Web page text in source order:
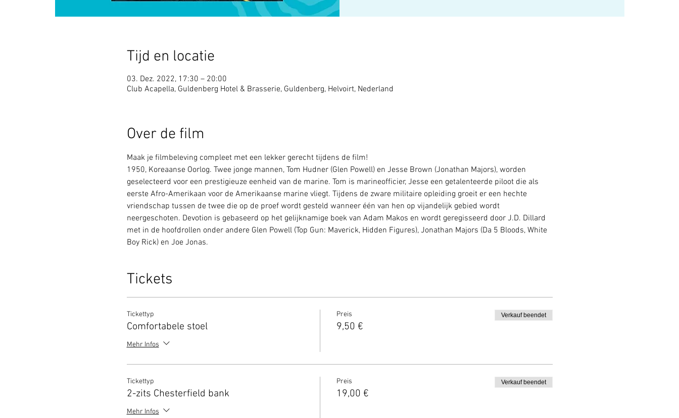
Tijd en locatie
03. Dez. 2022, 17:30 – 20:00
Club Acapella, Guldenberg Hotel & Brasserie, Guldenberg, Helvoirt, Nederland
Over de film
Maak je filmbeleving compleet met een lekker gerecht tijdens de film!
1950, Koreaanse Oorlog. Twee jonge mannen, Tom Hudner (Glen Powell) en Jesse Brown (Jonathan Majors), worden
geselecteerd voor een prestigieuze eenheid van de marine. Tom is marineofficier, Jesse een getalenteerde piloot die als
eerste Afro-Amerikaan voor de Amerikaanse marine vliegt. Tijdens de zware militaire opleiding groeit er een hechte
vriendschap tussen de twee die op de proef wordt gesteld wanneer één van hen op vijandelijk gebied wordt
neergeschoten. Devotion is gebaseerd op het gelijknamige boek van Adam Makos en wordt geregisseerd door J.D. Dillard
met in de hoofdrollen onder andere Glen Powell (Top Gun: Maverick, Hidden Figures), Jonathan Majors (Da 5 Bloods, White
Boy Rick) en Joe Jonas.
Tickets
Tickettyp
Comfortabele stoel
Mehr Infos
Preis
9,50 €
Verkauf beendet
Tickettyp
2-zits Chesterfield bank
Mehr Infos
Preis
19,00 €
Verkauf beendet